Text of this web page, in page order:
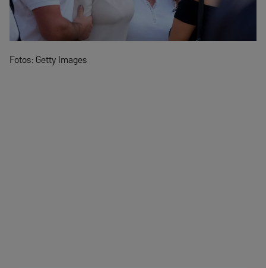
Fotos: Getty Images